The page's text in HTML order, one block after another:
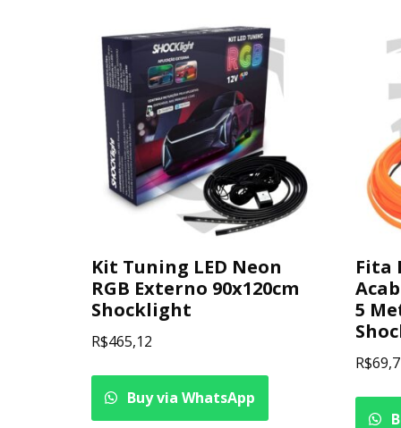
Kit Tuning LED Neon
RGB Externo 90x120cm
Shocklight
R$465,12
Buy via WhatsApp
Fita
5
R$